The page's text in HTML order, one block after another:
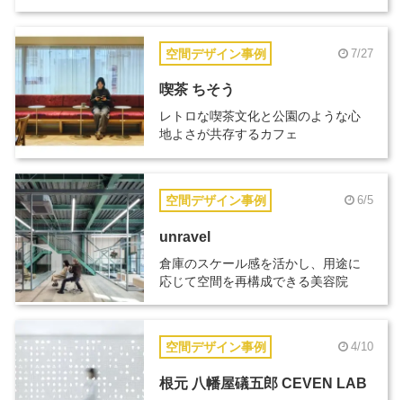
空間デザイン事例 7/27
喫茶 ちそう
レトロな喫茶文化と公園のような心
地よさが共存するカフェ
空間デザイン事例 6/5
unravel
倉庫のスケール感を活かし、用途に
応じて空間を再構成できる美容院
空間デザイン事例 4/10
根元 八幡屋礒五郎 CEVEN LAB